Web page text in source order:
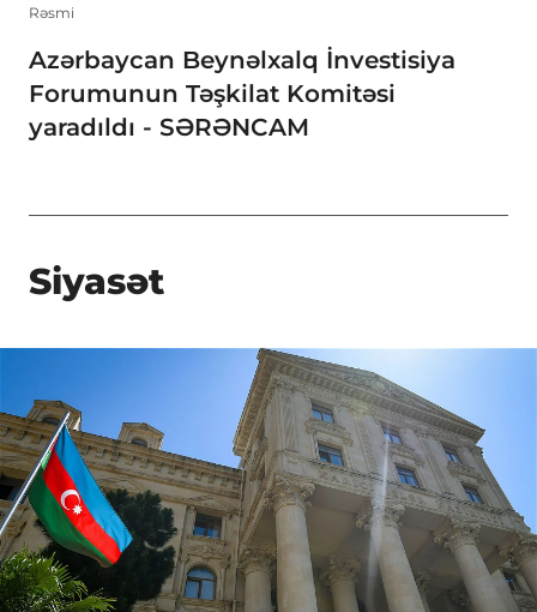
Rəsmi
Azərbaycan Beynəlxalq İnvestisiya
Forumunun Təşkilat Komitəsi
yaradıldı - SƏRƏNCAM
Siyasət